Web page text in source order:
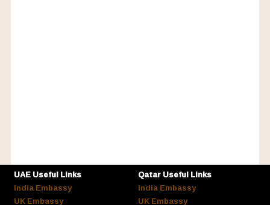
UAE Useful Links
India Embassy
UK Embassy
Qatar Useful Links
India Embassy
UK Embassy